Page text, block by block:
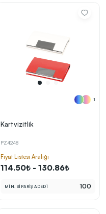
1
Kartvizitlik
PZ4248
Fiyat Listesi Aralığı
114.50₺ - 130.86₺
MİN. SİPARİŞ ADEDİ 100